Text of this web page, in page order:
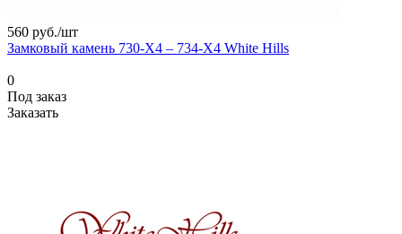
560 руб./шт
Замковый камень 730-X4 – 734-X4 White Hills
0
Под заказ
Заказать